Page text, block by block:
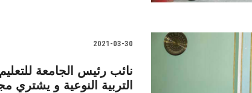
2021-03-30
نائب رئيس الجامعة
التربية النوعية و يشتري